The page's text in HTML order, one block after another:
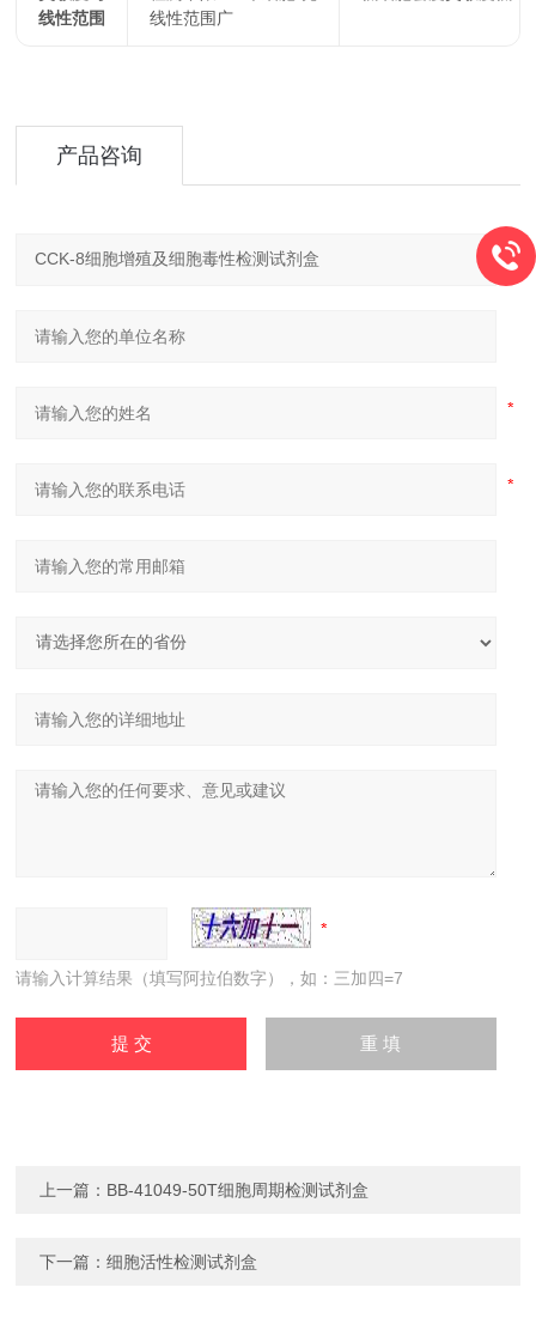
线性范围
线性范围广
产品咨询
请输入计算结果（填写阿拉伯数字），如：三加四=7
上一篇： BB-41049-50T细胞周期检测试剂盒
下一篇：细胞活性检测试剂盒